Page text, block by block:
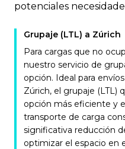
potenciales
Grupaje (LTL) a Zúrich
Para cargas que no
nuestro servicio de
opción. Ideal para
Zúrich, el grupaje (LTL)
opción más eficiente y
transporte de carga
significativa reducción
optimizar el espacio en